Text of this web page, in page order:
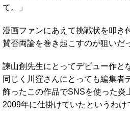
て。」
漫画ファンにあえて挑戦状を叩き
賛否両論を巻き起こすのが狙いだ
諫山創先生にとってデビュー作と
同じく川窪さんにとっても編集者
飾ったこの作品でSNSを使った炎
2009年に仕掛けていたというわけ